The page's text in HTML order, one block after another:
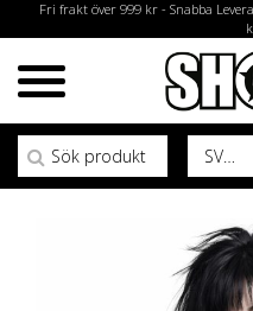
Fri frakt över 999 kr - Snabba
SV
Sök efter: